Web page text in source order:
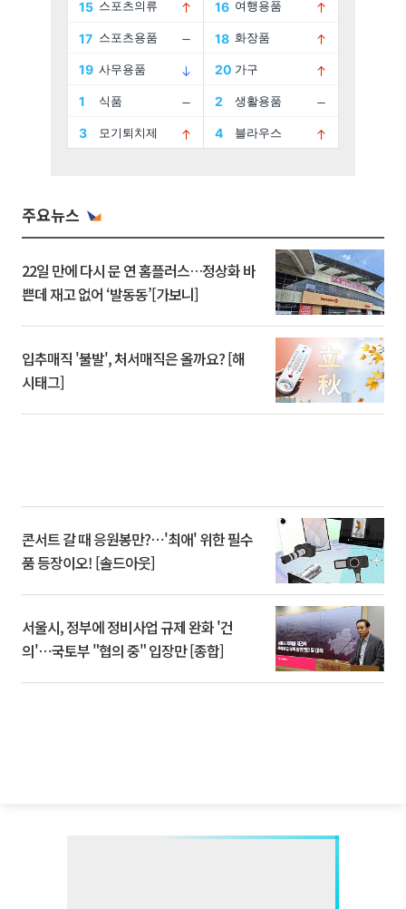
주요뉴스
22일 만에 다시 문 연 홈플러스…정상화 바
쁜데 재고 없어 ‘발동동’[가보니]
입추매직 '불발', 처서매직은 올까요? [해
시태그]
콘서트 갈 때 응원봉만?⋯'최애' 위한 필수
품 등장이오! [솔드아웃]
서울시, 정부에 정비사업 규제 완화 '건
의'⋯국토부 "협의 중" 입장만 [종합]